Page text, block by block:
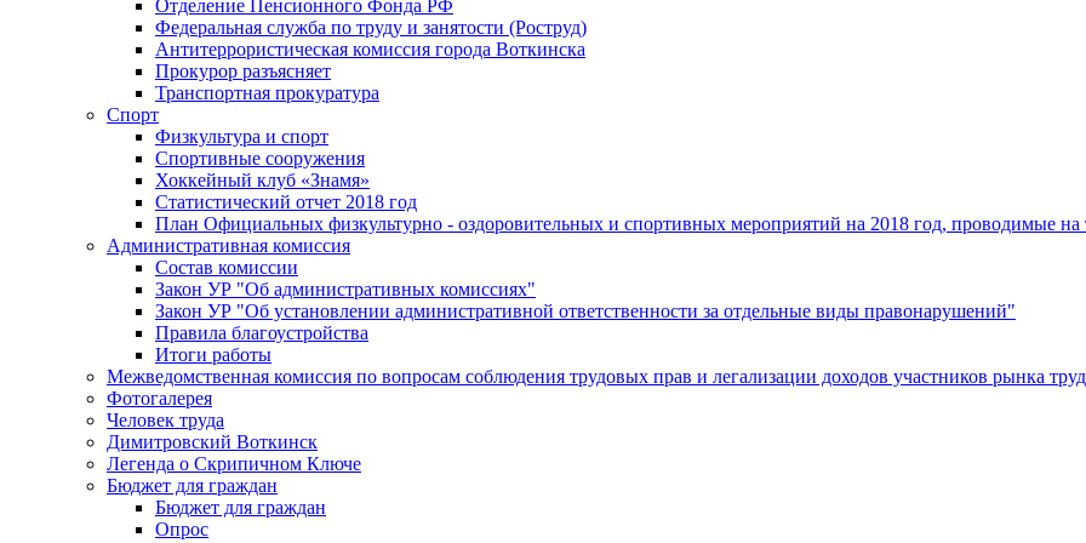
Отделение Пенсионного Фонда РФ
Федеральная служба по труду и занятости (Роструд)
Антитеррористическая комиссия города Воткинска
Прокурор разъясняет
Транспортная прокуратура
Спорт
Физкультура и спорт
Спортивные сооружения
Хоккейный клуб «Знамя»
Статистический отчет 2018 год
План Официальных физкультурно - оздоровительных и спортивных мероприятий на 2018 год, проводимые
Административная комиссия
Состав комиссии
Закон УР "Об административных комиссиях"
Закон УР "Об установлении административной ответственности за отдельные виды правонарушений"
Правила благоустройства
Итоги работы
Межведомственная комиссия по вопросам соблюдения трудовых прав и легализации доходов участников рынка
Фотогалерея
Человек труда
Димитровский Воткинск
Легенда о Скрипичном Ключе
Бюджет для граждан
Бюджет для граждан
Опрос